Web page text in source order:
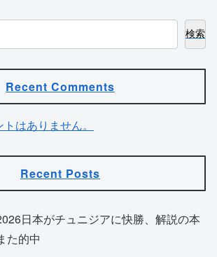
検索
Recent Comments
はありません。
Recent Posts
日本がチュニジアに快勝、解説の本
た的中